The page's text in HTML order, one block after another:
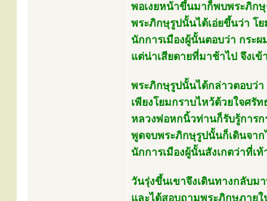
พอเงยหน้าขึ้นมาก็พบพระภิก
พระภิกษุรูปนั้นได้เอ่ยขึ้นว่า โ
นักการเมืองผู้นั้นตอบว่า กระ
แต่น่าเสียดายที่มาช้าไป จึงเ
พระภิกษุรูปนั้นได้กล่าวตอบว่
เพียงโยมกราบไหว้ด้วยใจศรัท
หลวงพ่อหกนิ้วท่านก็รับรู้การก
พูดจบพระภิกษุรูปนั้นก็เดินจาก
นักการเมืองผู้นั้นสังเกตว่าที่เ
วันรุ่งขึ้นเขาจึงเดินทางกลับ
และได้สอบถามพระภิกษุภายใ